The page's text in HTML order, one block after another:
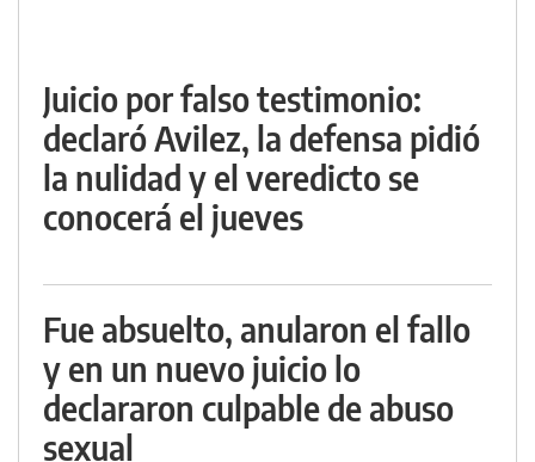
Juicio por falso testimonio:
declaró Avilez, la defensa pidió
la nulidad y el veredicto se
conocerá el jueves
Fue absuelto, anularon el fallo
y en un nuevo juicio lo
declararon culpable de abuso
sexual